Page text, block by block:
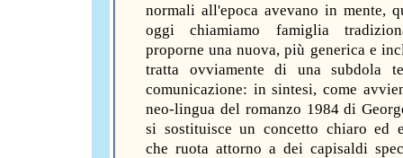
normali all'epoca avevano in mente,
oggi chiamiamo famiglia
proporne una nuova, più generica e
tratta ovviamente di una subdola
comunicazione: in sintesi, come
neo-lingua del romanzo 1984 di
si sostituisce un concetto chiaro ed
che ruota attorno a dei capisaldi